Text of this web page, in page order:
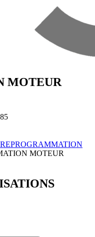
MOTEUR
REPROGRAMMATION
MOTEUR